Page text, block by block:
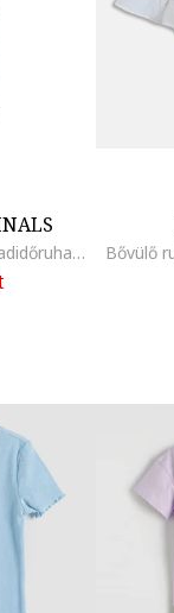
Essential logós szabadidőruha, Fehér/Fekete